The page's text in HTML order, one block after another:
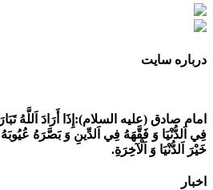
درباره سایت
امام صادق (علیه السلام): إِذَا أَرَادَ اَللَّهُ
فِي اَلدُّنْيَا وَ فَقَّهَهُ فِي اَلدِّينِ وَ بَصَّرَهُ
خَيْرَ اَلدُّنْيَا وَ اَلْآخِرَةِ.
اخبار